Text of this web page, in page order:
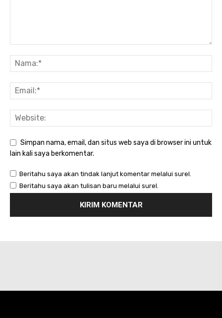
Simpan nama, email, dan situs web saya di browser ini untuk
lain kali saya berkomentar.
Beritahu saya akan tindak lanjut komentar melalui surel.
Beritahu saya akan tulisan baru melalui surel.